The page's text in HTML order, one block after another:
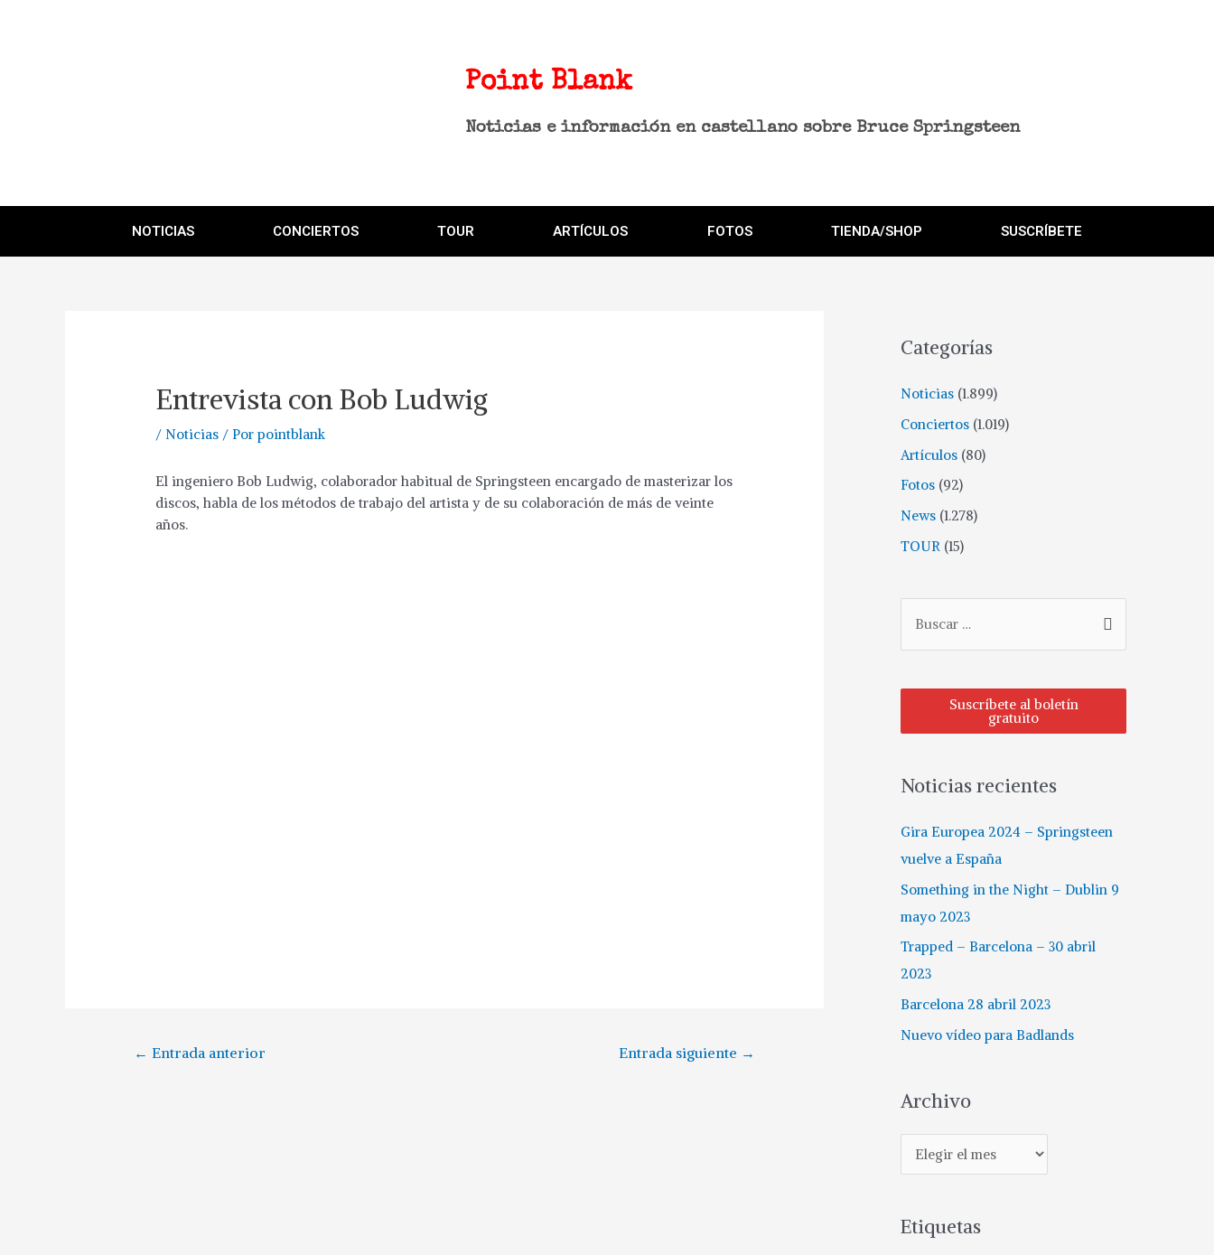
Point Blank
Noticias e información en castellano sobre Bruce Springsteen
NOTICIAS CONCIERTOS TOUR ARTÍCULOS FOTOS TIENDA/SHOP SUSCRÍBETE
Entrevista con Bob Ludwig
/ Noticias / Porpointblank
El ingeniero Bob Ludwig, colaborador habitual de Springsteen encargado de masterizar los
discos, habla de los métodos de trabajo del artista y de su colaboración de más de veinte
años.
← Entrada anterior Entrada siguiente →
Categorías
Noticias (1.899)
Conciertos (1.019)
Artículos (80)
Fotos (92)
News (1.278)
TOUR (15)
Suscríbete al boletín
gratuito
Noticias recientes
Gira Europea 2024 – Springsteen
vuelve a España
Something in the Night – Dublin 9
mayo 2023
Trapped – Barcelona – 30 abril
2023
Barcelona 28 abril 2023
Nuevo vídeo para Badlands
Archivo
Etiquetas